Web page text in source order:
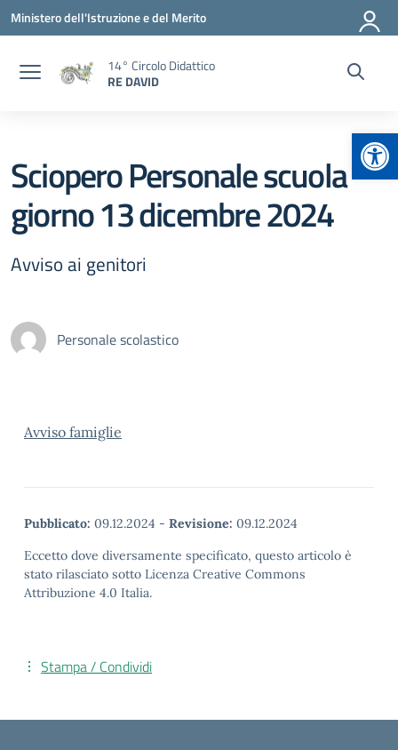
Vai ai contenuti
Vai al menu di navigazione
Vai al footer
Ministero dell'Istruzione e del Merito
14° Circolo Didattico
RE DAVID
Sciopero Personale scuola
giorno 13 dicembre 2024
Avviso ai genitori
Personale scolastico
Avviso famiglie
Pubblicato: 09.12.2024 - Revisione: 09.12.2024
Eccetto dove diversamente specificato, questo articolo è
stato rilasciato sotto Licenza Creative Commons
Attribuzione 4.0 Italia.
Stampa / Condividi